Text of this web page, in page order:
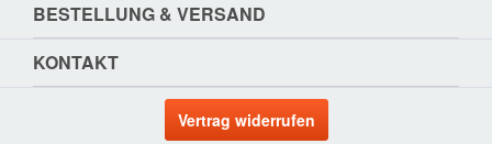
BESTELLUNG & VERSAND
KONTAKT
Vertrag widerrufen